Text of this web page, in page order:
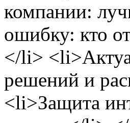
компании:
ошибку: кто
</li>
решений и
<li>Защита